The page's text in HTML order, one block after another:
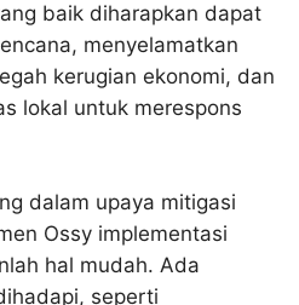
baik diharapkan dapat
menyelamatkan
kerugian ekonomi, dan
lokal untuk merespons
dalam upaya mitigasi
Ossy implementasi
hal mudah. Ada
seperti